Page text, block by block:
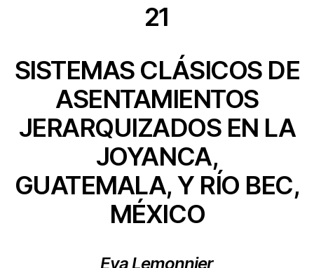
21
SISTEMAS CLÁSICOS DE
ASENTAMIENTOS
JERARQUIZADOS EN LA
JOYANCA,
GUATEMALA, Y RÍO BEC,
MÉXICO
Eva Lemonnier